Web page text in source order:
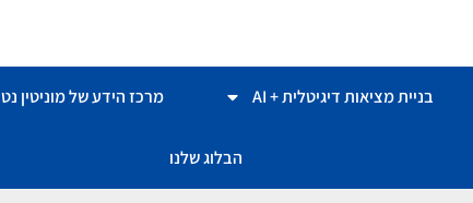
בניית מציאות דיגיטלית + AI מרכז הידע של מוניטין נט
הבלוג שלנו